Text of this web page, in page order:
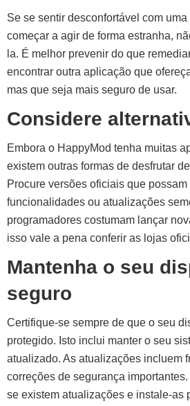
Se se sentir desconfortável com
começar a agir de forma estranha,
la. É melhor prevenir do que
encontrar outra aplicação que
mas que seja mais seguro de usar.
Considere
Embora o HappyMod tenha muitas
existem outras formas de desfrutar
Procure versões oficiais que possam
funcionalidades ou atualizações
programadores costumam lançar
isso vale a pena conferir as lojas
Mantenha o seu
seguro
Certifique-se sempre de que o seu
protegido. Isto inclui manter o seu
atualizado. As atualizações incluem
correções de segurança
se existem atualizações e instale-as